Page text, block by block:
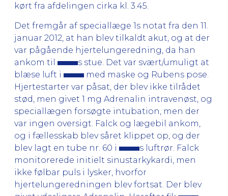
kørt fra afdelingen cirka kl. 3.45.
Det fremgår af speciallæge 1s notat fra den 11.
januar 2012, at han blev tilkaldt akut, og at der
var pågående hjertelungeredning, da han
ankom til
s stue. Det var svært/umuligt at
blæse luft i
med maske og Rubens pose.
Hjertestarter var påsat, der blev ikke tilrådet
stød, men givet 1 mg Adrenalin intravenøst, og
speciallægen forsøgte intubation, men der
var ingen oversigt. Falck og lægebil ankom,
og i fællesskab blev såret klippet op, og der
blev lagt en tube nr. 60 i
s luftrør. Falck
monitorerede initielt sinustarkykardi, men
ikke følbar puls i lysker, hvorfor
hjertelungeredningen blev fortsat. Der blev